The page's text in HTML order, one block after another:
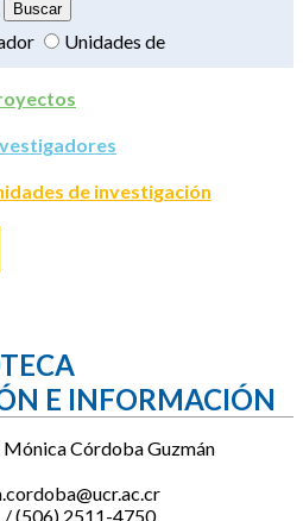
Unidades de
de investigación
E INFORMACIÓN
Mónica Córdoba Guzmán
(506) 2511-4750